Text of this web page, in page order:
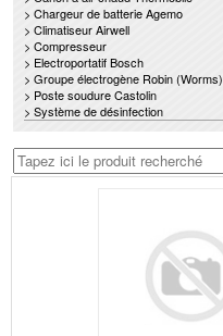
> Chargeur de batterie Agemo
> Climatiseur Airwell
> Compresseur
> Electroportatif Bosch
> Groupe électrogène Robin (Worms)
> Poste soudure Castolin
> Système de désinfection